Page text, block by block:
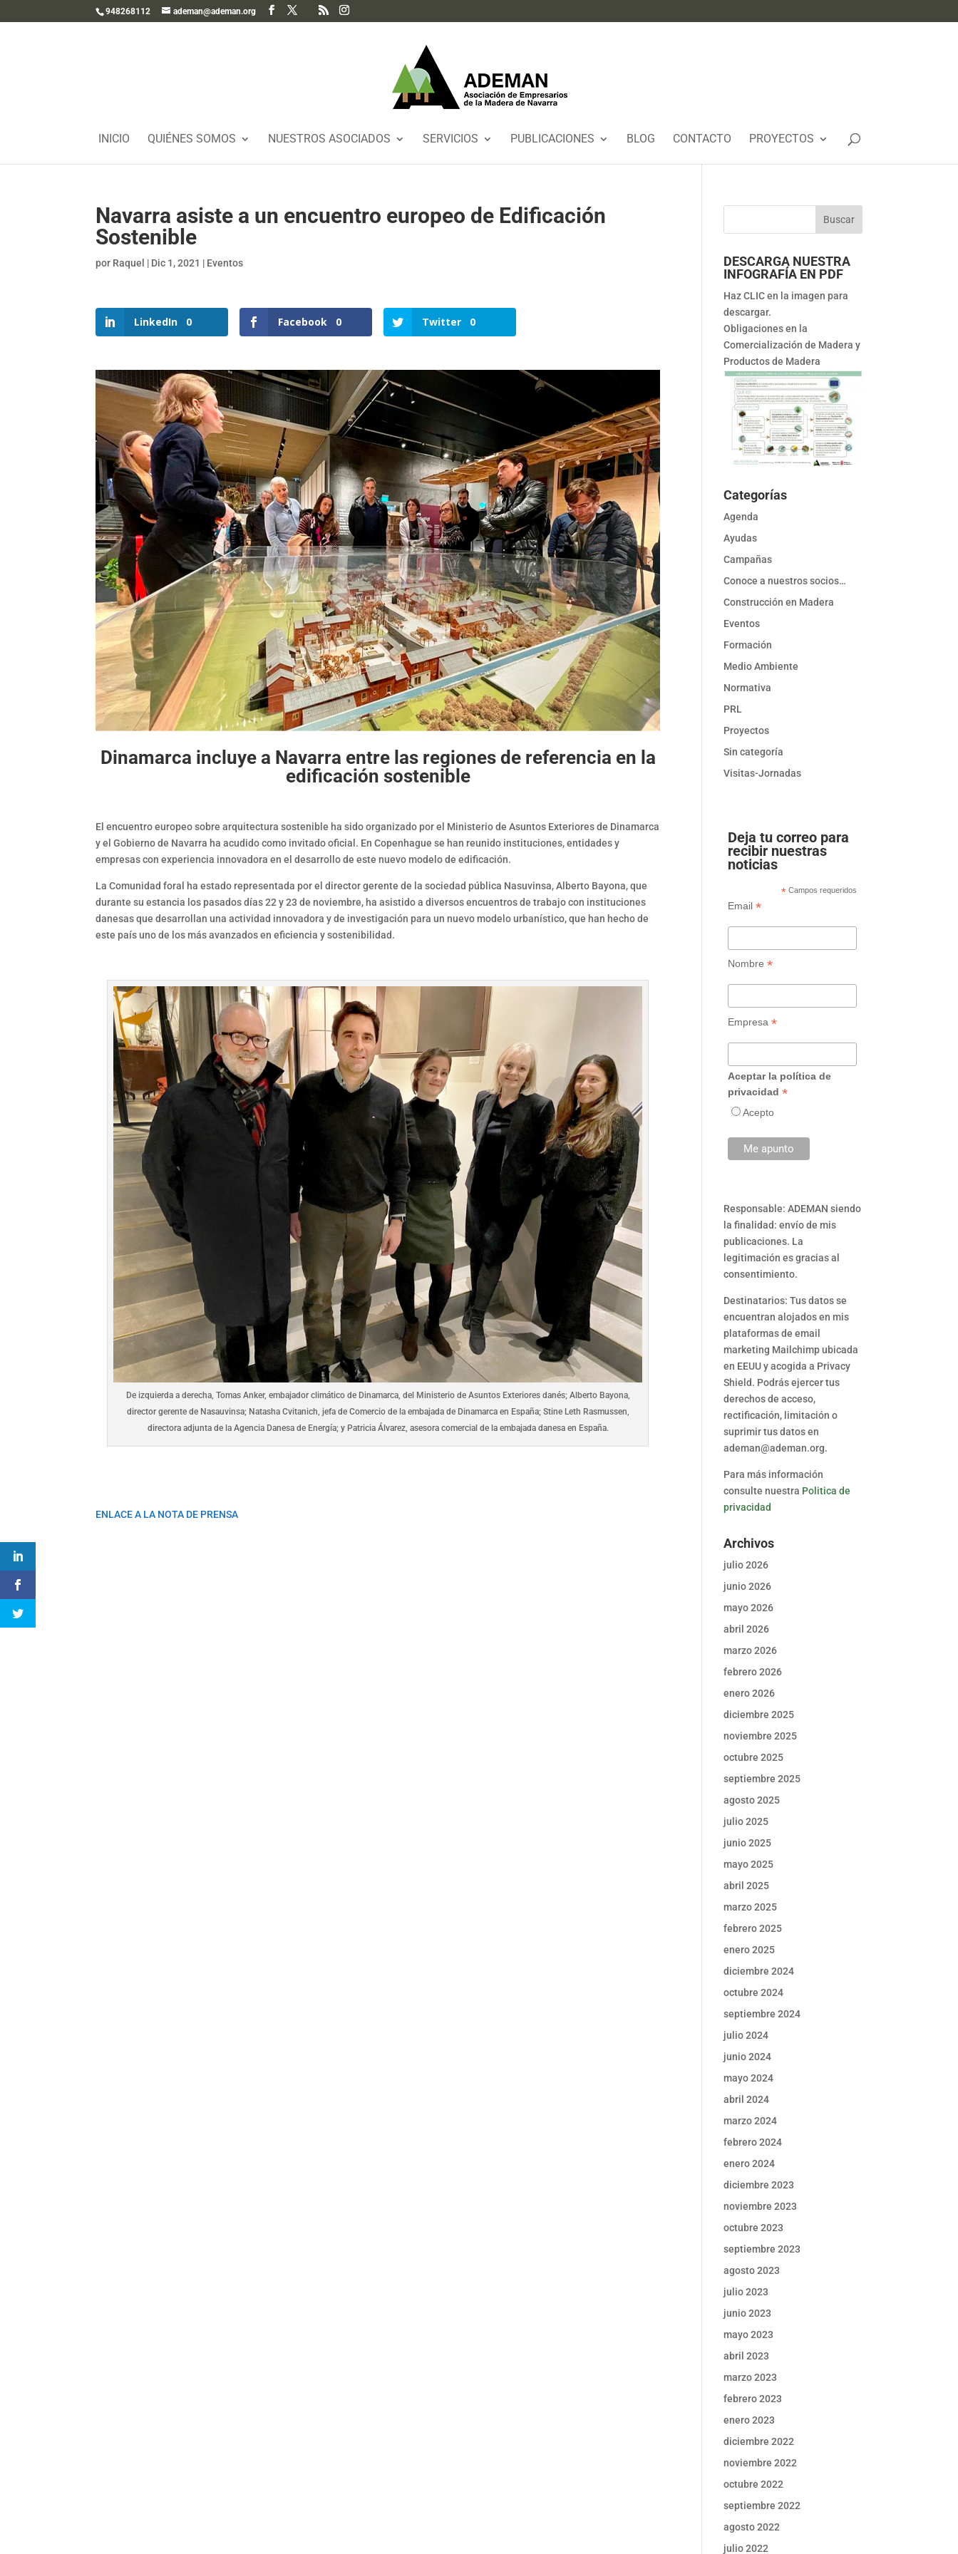
948268112 ademan@ademan.org
INICIO QUIÉNES SOMOS NUESTROS ASOCIADOS SERVICIOS PUBLICACIONES BLOG CONTACTO PROYECTOS
Navarra asiste a un encuentro europeo de Edificación
Sostenible
por Raquel | Dic 1, 2021 | Eventos
LinkedIn 0 Facebook 0 Twitter 0
Dinamarca incluye a Navarra entre las regiones de referencia en la
edificación sostenible
El encuentro europeo sobre arquitectura sostenible ha sido organizado por el Ministerio de Asuntos Exteriores de Dinamarca
y el Gobierno de Navarra ha acudido como invitado oficial. En Copenhague se han reunido instituciones, entidades y
empresas con experiencia innovadora en el desarrollo de este nuevo modelo de edificación.
La Comunidad foral ha estado representada por el director gerente de la sociedad pública Nasuvinsa, Alberto Bayona, que
durante su estancia los pasados días 22 y 23 de noviembre, ha asistido a diversos encuentros de trabajo con instituciones
danesas que desarrollan una actividad innovadora y de investigación para un nuevo modelo urbanístico, que han hecho de
este país uno de los más avanzados en eficiencia y sostenibilidad.
De izquierda a derecha, Tomas Anker, embajador climático de Dinamarca, del Ministerio de Asuntos Exteriores danés; Alberto Bayona,
director gerente de Nasauvinsa; Natasha Cvitanich, jefa de Comercio de la embajada de Dinamarca en España; Stine Leth Rasmussen,
directora adjunta de la Agencia Danesa de Energía; y Patricia Álvarez, asesora comercial de la embajada danesa en España.
ENLACE A LA NOTA DE PRENSA
DESCARGA NUESTRA
INFOGRAFÍA EN PDF
Haz CLIC en la imagen para
descargar.
Obligaciones en la
Comercialización de Madera y
Productos de Madera
Categorías
Agenda
Ayudas
Campañas
Conoce a nuestros socios…
Construcción en Madera
Eventos
Formación
Medio Ambiente
Normativa
PRL
Proyectos
Sin categoría
Visitas-Jornadas
Deja tu correo para
recibir nuestras
noticias
* Campos requeridos
Email *
Nombre *
Empresa *
Aceptar la política de
privacidad *
Acepto
Responsable: ADEMAN siendo
la finalidad: envío de mis
publicaciones. La
legitimación es gracias al
consentimiento.
Destinatarios: Tus datos se
encuentran alojados en mis
plataformas de email
marketing Mailchimp ubicada
en EEUU y acogida a Privacy
Shield. Podrás ejercer tus
derechos de acceso,
rectificación, limitación o
suprimir tus datos en
ademan@ademan.org.
Para más información
consulte nuestra Politica de
privacidad
Archivos
julio 2026
junio 2026
mayo 2026
abril 2026
marzo 2026
febrero 2026
enero 2026
diciembre 2025
noviembre 2025
octubre 2025
septiembre 2025
agosto 2025
julio 2025
junio 2025
mayo 2025
abril 2025
marzo 2025
febrero 2025
enero 2025
diciembre 2024
octubre 2024
septiembre 2024
julio 2024
junio 2024
mayo 2024
abril 2024
marzo 2024
febrero 2024
enero 2024
diciembre 2023
noviembre 2023
octubre 2023
septiembre 2023
agosto 2023
julio 2023
junio 2023
mayo 2023
abril 2023
marzo 2023
febrero 2023
enero 2023
diciembre 2022
noviembre 2022
octubre 2022
septiembre 2022
agosto 2022
julio 2022